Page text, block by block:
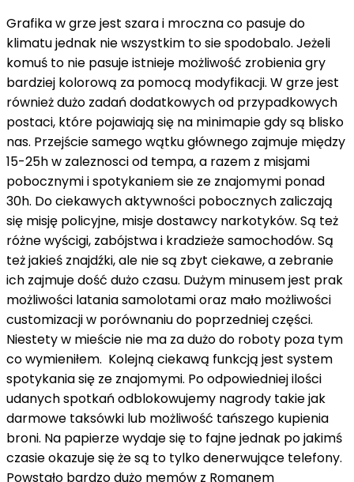
Grafika w grze jest szara i mroczna co pasuje do
klimatu jednak nie wszystkim to sie spodobalo. Jeżeli
komuś to nie pasuje istnieje możliwość zrobienia gry
bardziej kolorową za pomocą modyfikacji. W grze jest
również dużo zadań dodatkowych od przypadkowych
postaci, które pojawiają się na minimapie gdy są blisko
nas. Przejście samego wątku głównego zajmuje między
15-25h w zaleznosci od tempa, a razem z misjami
pobocznymi i spotykaniem sie ze znajomymi ponad
30h. Do ciekawych aktywności pobocznych zaliczają
się misję policyjne, misje dostawcy narkotyków. Są też
różne wyścigi, zabójstwa i kradzieże samochodów. Są
też jakieś znajdźki, ale nie są zbyt ciekawe, a zebranie
ich zajmuje dość dużo czasu. Dużym minusem jest prak
możliwości latania samolotami oraz mało możliwości
customizacji w porównaniu do poprzedniej części.
Niestety w mieście nie ma za dużo do roboty poza tym
co wymieniłem. Kolejną ciekawą funkcją jest system
spotykania się ze znajomymi. Po odpowiedniej ilości
udanych spotkań odblokowujemy nagrody takie jak
darmowe taksówki lub możliwość tańszego kupienia
broni. Na papierze wydaje się to fajne jednak po jakimś
czasie okazuje się że są to tylko denerwujące telefony.
Powstało bardzo dużo memów z Romanem